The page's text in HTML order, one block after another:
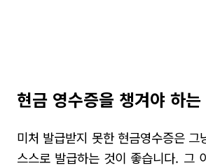
현금 영수증을 챙겨야 하는
미처 발급받지 못한 현금영수증은 그
스스로 발급하는 것이 좋습니다. 그